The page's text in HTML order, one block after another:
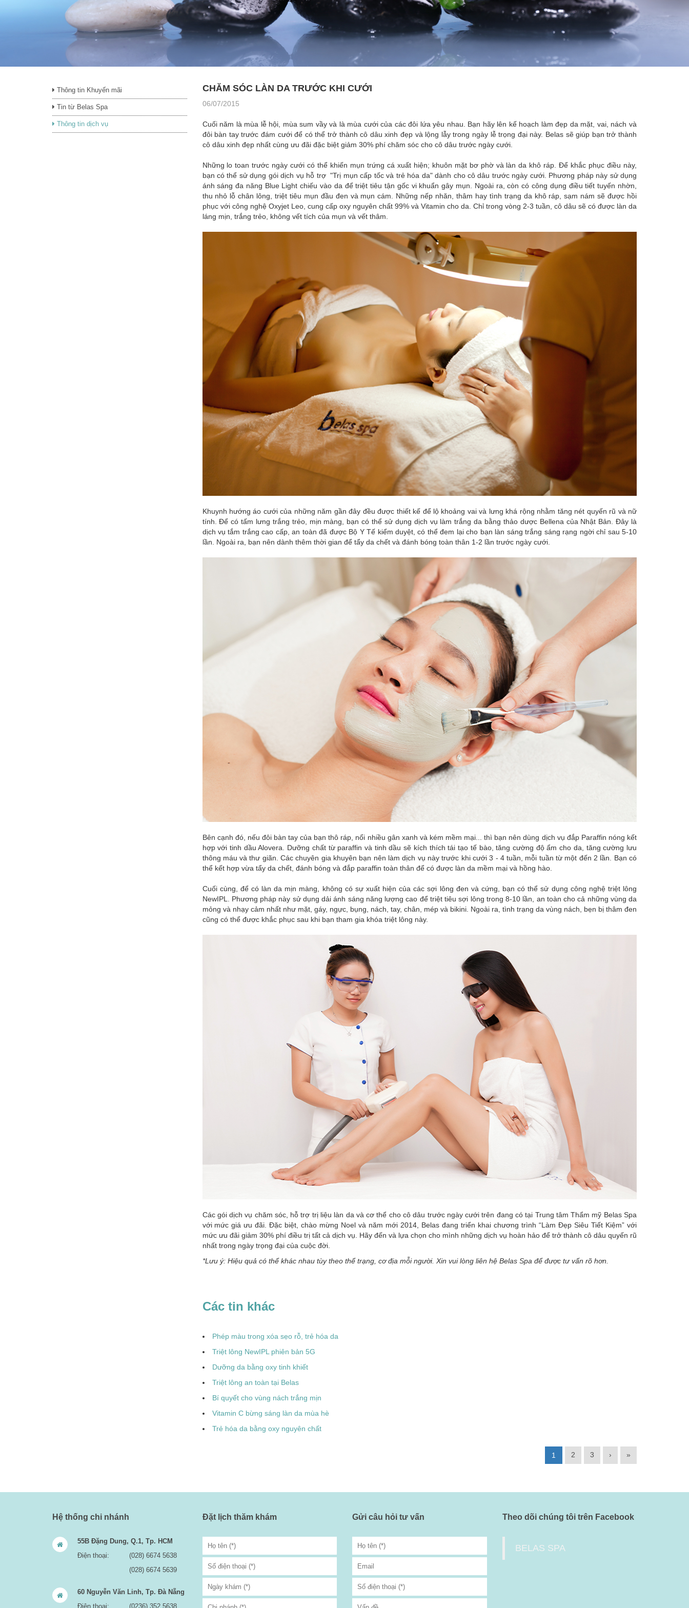
Thông tin Khuyến mãi
Tin từ Belas Spa
Thông tin dịch vụ
CHĂM SÓC LÀN DA TRƯỚC KHI CƯỚI
06/07/2015
Cuối năm là mùa lễ hội, mùa sum vầy và là mùa cưới của các đôi lứa yêu nhau. Bạn hãy lên kế hoạch làm đẹp da mặt, vai, nách và
đôi bàn tay trước đám cưới để có thể trở thành cô dâu xinh đẹp và lộng lẫy trong ngày lễ trọng đại này. Belas sẽ giúp bạn trở thành
cô dâu xinh đẹp nhất cùng ưu đãi đặc biệt giảm 30% phí chăm sóc cho cô dâu trước ngày cưới.
Những lo toan trước ngày cưới có thể khiến mụn trứng cá xuất hiện; khuôn mặt bơ phờ và làn da khô ráp. Để khắc phục điều này,
bạn có thể sử dụng gói dịch vụ hỗ trợ "Trị mụn cấp tốc và trẻ hóa da" dành cho cô dâu trước ngày cưới. Phương pháp này sử dụng
ánh sáng đa năng Blue Light chiếu vào da để triệt tiêu tận gốc vi khuẩn gây mụn. Ngoài ra, còn có công dụng điều tiết tuyến nhờn,
thu nhỏ lỗ chân lông, triệt tiêu mụn đầu đen và mụn cám. Những nếp nhăn, thâm hay tình trạng da khô ráp, sạm nám sẽ được hồi
phục với công nghệ Oxyjet Leo, cung cấp oxy nguyên chất 99% và Vitamin cho da. Chỉ trong vòng 2-3 tuần, cô dâu sẽ có được làn da
láng mịn, trắng trẻo, không vết tích của mụn và vết thâm.
Khuynh hướng áo cưới của những năm gần đây đều được thiết kế để lộ khoảng vai và lưng khá rộng nhằm tăng nét quyến rũ và nữ
tính. Để có tấm lưng trắng trẻo, mịn màng, bạn có thể sử dụng dịch vụ làm trắng da bằng thảo dược Bellena của Nhật Bản. Đây là
dịch vụ tắm trắng cao cấp, an toàn đã được Bộ Y Tế kiểm duyệt, có thể đem lại cho bạn làn sáng trắng sáng rạng ngời chỉ sau 5-10
lần. Ngoài ra, bạn nên dành thêm thời gian để tẩy da chết và đánh bóng toàn thân 1-2 lần trước ngày cưới.
Bên cạnh đó, nếu đôi bàn tay của bạn thô ráp, nổi nhiều gân xanh và kém mềm mại... thì bạn nên dùng dịch vụ đắp Paraffin nóng kết
hợp với tinh dầu Alovera. Dưỡng chất từ paraffin và tinh dầu sẽ kích thích tái tạo tế bào, tăng cường độ ẩm cho da, tăng cường lưu
thông máu và thư giãn. Các chuyên gia khuyên bạn nên làm dịch vụ này trước khi cưới 3 - 4 tuần, mỗi tuần từ một đến 2 lần. Bạn có
thể kết hợp vừa tẩy da chết, đánh bóng và đắp paraffin toàn thân để có được làn da mềm mại và hồng hào.
Cuối cùng, để có làn da mịn màng, không có sự xuất hiện của các sợi lông đen và cứng, bạn có thể sử dụng công nghệ triệt lông
NewIPL. Phương pháp này sử dụng dải ánh sáng năng lượng cao để triệt tiêu sợi lông trong 8-10 lần, an toàn cho cả những vùng da
mỏng và nhạy cảm nhất như mặt, gáy, ngực, bụng, nách, tay, chân, mép và bikini. Ngoài ra, tình trạng da vùng nách, bẹn bị thâm đen
cũng có thể được khắc phục sau khi bạn tham gia khóa triệt lông này.
Các gói dịch vụ chăm sóc, hỗ trợ trị liệu làn da và cơ thể cho cô dâu trước ngày cưới trên đang có tại Trung tâm Thẩm mỹ Belas Spa
với mức giá ưu đãi. Đặc biệt, chào mừng Noel và năm mới 2014, Belas đang triển khai chương trình “Làm Đẹp Siêu Tiết Kiệm” với
mức ưu đãi giảm 30% phí điều trị tất cả dịch vụ. Hãy đến và lựa chọn cho mình những dịch vụ hoàn hảo để trở thành cô dâu quyến rũ
nhất trong ngày trọng đại của cuộc đời.
*Lưu ý: Hiệu quả có thể khác nhau tùy theo thể trạng, cơ địa mỗi người. Xin vui lòng liên hệ Belas Spa để được tư vấn rõ hơn.
Các tin khác
Phép màu trong xóa sẹo rỗ, trẻ hóa da
Triệt lông NewIPL phiên bản 5G
Dưỡng da bằng oxy tinh khiết
Triệt lông an toàn tại Belas
Bí quyết cho vùng nách trắng mịn
Vitamin C bừng sáng làn da mùa hè
Trẻ hóa da bằng oxy nguyên chất
1 2 3 › »
Hệ thống chi nhánh
55B Đặng Dung, Q.1, Tp. HCM
Điện thoại:
(028) 6674 5638
(028) 6674 5639
60 Nguyễn Văn Linh, Tp. Đà Nẵng
Điện thoại:
(0236) 352 5638
Đặt lịch thăm khám Gửi câu hỏi tư vấn Theo dõi chúng tôi trên Facebook
BELAS SPA